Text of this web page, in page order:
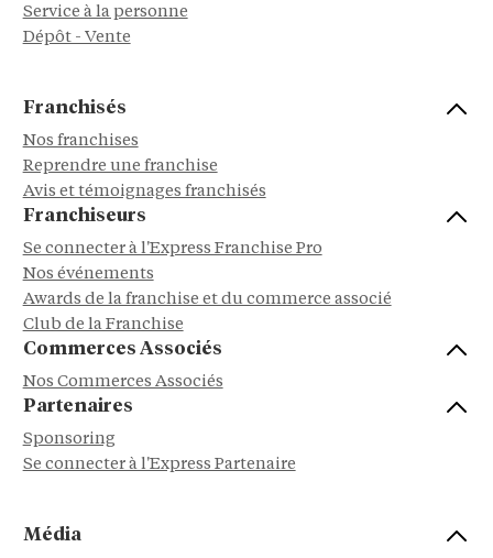
Service à la personne
Dépôt - Vente
Franchisés
Nos franchises
Reprendre une franchise
Avis et témoignages franchisés
Franchiseurs
Se connecter à l'Express Franchise Pro
Nos événements
Awards de la franchise et du commerce associé
Club de la Franchise
Commerces Associés
Nos Commerces Associés
Partenaires
Sponsoring
Se connecter à l'Express Partenaire
Média